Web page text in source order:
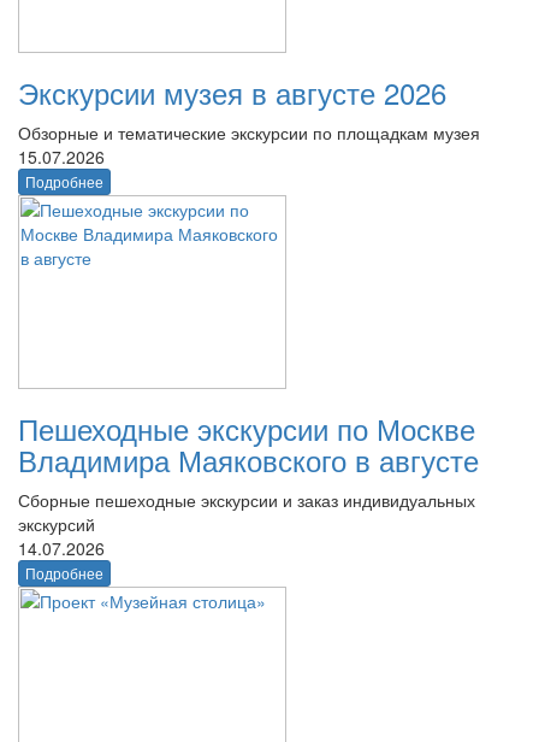
Экскурсии музея в августе 2026
Обзорные и тематические экскурсии по площадкам музея
15.07.2026
Подробнее
Пешеходные экскурсии по Москве
Владимира Маяковского в августе
Сборные пешеходные экскурсии и заказ индивидуальных
экскурсий
14.07.2026
Подробнее